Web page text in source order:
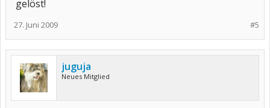
gelöst!
#5
27. Juni 2009
juguja
Neues Mitglied